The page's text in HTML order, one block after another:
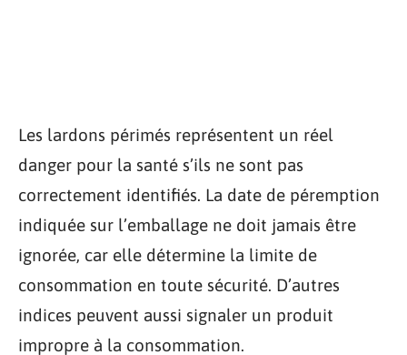
Les lardons périmés représentent un réel
danger pour la santé s’ils ne sont pas
correctement identifiés. La date de péremption
indiquée sur l’emballage ne doit jamais être
ignorée, car elle détermine la limite de
consommation en toute sécurité. D’autres
indices peuvent aussi signaler un produit
impropre à la consommation.